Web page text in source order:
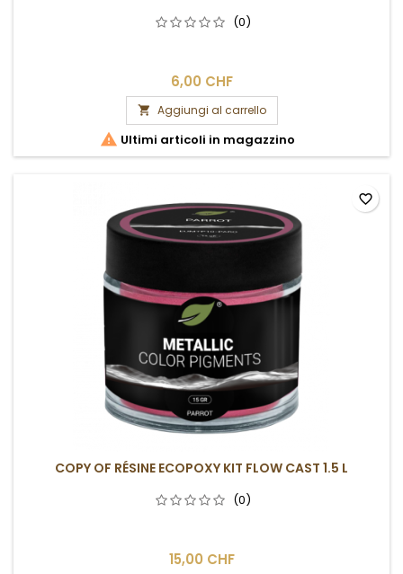
(0)
6,00 CHF
 Aggiungi al carrello
 Ultimi articoli in magazzino
COPY OF RÉSINE ECOPOXY KIT FLOW CAST 1.5 L
(0)
15,00 CHF
favorite_border